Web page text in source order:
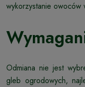
wykorzystanie owoców
Odmiana nie jest
gleb ogrodowych,